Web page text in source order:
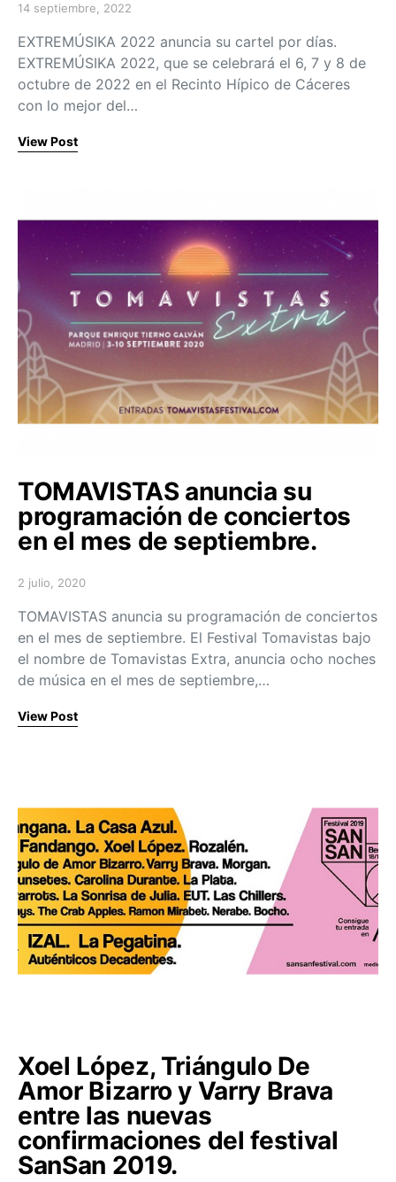
Posted on
14 septiembre, 2022
EXTREMÚSIKA 2022 anuncia su cartel por días.
EXTREMÚSIKA 2022, que se celebrará el 6, 7 y 8 de
octubre de 2022 en el Recinto Hípico de Cáceres
con lo mejor del…
View Post
TOMAVISTAS anuncia su
programación de conciertos
en el mes de septiembre.
Posted on
2 julio, 2020
TOMAVISTAS anuncia su programación de conciertos
en el mes de septiembre. El Festival Tomavistas bajo
el nombre de Tomavistas Extra, anuncia ocho noches
de música en el mes de septiembre,…
View Post
Xoel López, Triángulo De
Amor Bizarro y Varry Brava
entre las nuevas
confirmaciones del festival
SanSan 2019.